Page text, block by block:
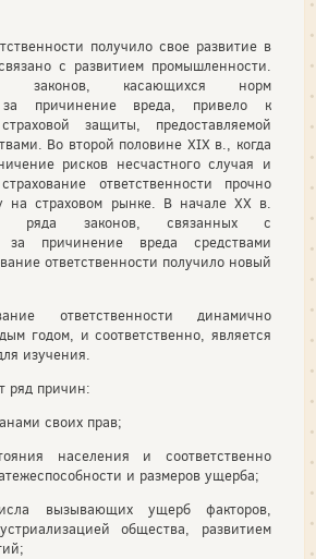
получило свое развитие в
с развитием промышленности.
законов, касающихся норм
за причинение вреда, привело к
защиты, предоставляемой
Во второй половине XIX в., когда
рисков несчастного случая и
ответственности прочно
на страховом рынке. В начале XX в.
ряда законов, связанных с
за причинение вреда средствами
ответственности получило новый
ответственности динамично
годом, и соответственно, является
изучения.
ряд причин:
своих прав;
населения и соответственно
и размеров ущерба;
вызывающих ущерб факторов,
общества, развитием